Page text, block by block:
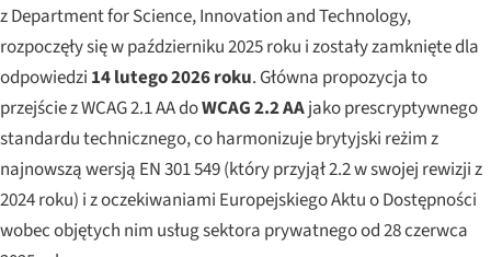
z Department for Science, Innovation and Technology,
rozpoczęły się w październiku 2025 roku i zostały zamknięte dla
odpowiedzi 14 lutego 2026 roku. Główna propozycja to
przejście z WCAG 2.1 AA doWCAG 2.2 AAjako prescryptywnego
standardu technicznego, co harmonizuje brytyjski reżim z
najnowszą wersją EN 301 549 (który przyjął 2.2 w swojej rewizji z
2024 roku) i z oczekiwaniami Europejskiego Aktu o Dostępności
wobec objętych nim usług sektora prywatnego od 28 czerwca